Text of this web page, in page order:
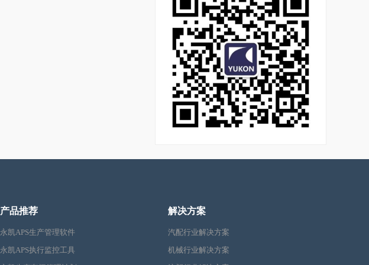
产品推荐
永凯APS生产管理软件
永凯APS执行监控工具
解决方案
汽配行业解决方案
机械行业解决方案